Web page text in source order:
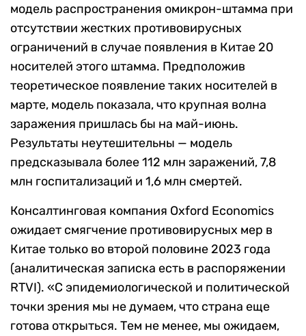
модель распространения омикрон-штамма при
отсутствии жестких противовирусных
ограничений в случае появления в Китае 20
носителей этого штамма. Предположив
теоретическое появление таких носителей в
марте, модель показала, что крупная волна
заражения пришлась бы на май-июнь.
Результаты неутешительны — модель
предсказывала более 112 млн заражений, 7,8
млн госпитализаций и 1,6 млн смертей.
Консалтинговая компания Oxford Economics
ожидает смягчение противовирусных мер в
Китае только во второй половине 2023 года
(аналитическая записка есть в распоряжении
RTVI). «С эпидемиологической и политической
точки зрения мы не думаем, что страна еще
готова открыться. Тем не менее, мы ожидаем,